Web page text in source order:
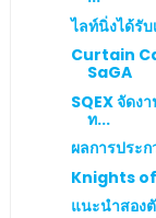
ไลท์นิ่งได้รับ
Curtain
SaGA
SQEX จัดง
ท...
ผลการประ
Knights of
แนะนำสอง